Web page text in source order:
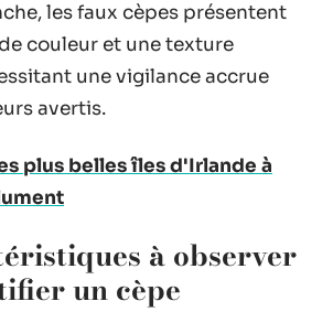
les faux cèpes présentent
couleur et une texture
une vigilance accrue
avertis.
plus belles îles d'Irlande à
à observer
un cèpe